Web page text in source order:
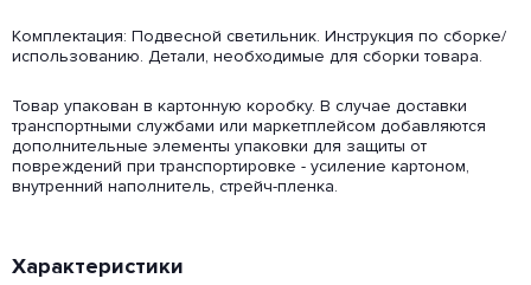
Комплектация: Подвесной светильник. Инструкция по сборке/
использованию. Детали, необходимые для сборки товара.
Товар упакован в картонную коробку. В случае доставки
транспортными службами или маркетплейсом добавляются
дополнительные элементы упаковки для защиты от
повреждений при транспортировке - усиление картоном,
внутренний наполнитель, стрейч-пленка.
Характеристики